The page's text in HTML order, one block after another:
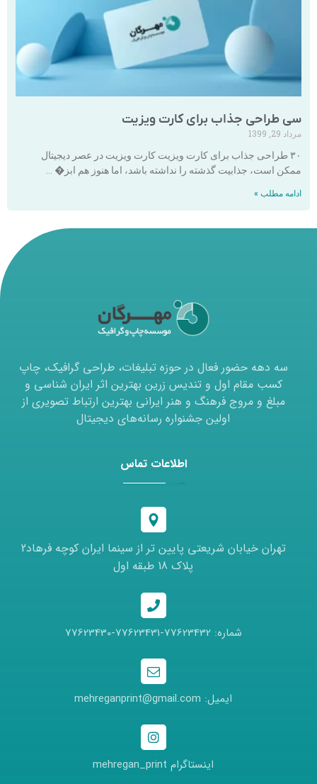
سی طراحی جذاب برای کارت ویزیت
مرداد 29, 1399
۳۰ طراحی جذاب برای کارت ویزیت کارت ویزیت در عصر دیجیتال
ممکن است، جذابیت گذشته را نداشته باشد، اما هنوز هم ابز� …
ادامه مطلب »
سه دهه حضور فعال در حوزه تبلیغات، طراحی گرافیک، چاپ
کسب مقام اول و تندیس زرین بهترین اثر ایران شناسی و
مبلغ و مروج فرهنگ و هنر ایرانی بهترین ارتباط تصویری از
اولین جشنواره رسانه‌های دیجیتال
اطلاعات تماس
تهران خیابان شریعتی پایین تر از سینما ایران کوچه فرهاد2
پلاک 18 طبقه اول
شماره: 77623432-77623431-77623430
ایمیل: mehreganprint@gmail.com
اینستاگرام mehregan_print